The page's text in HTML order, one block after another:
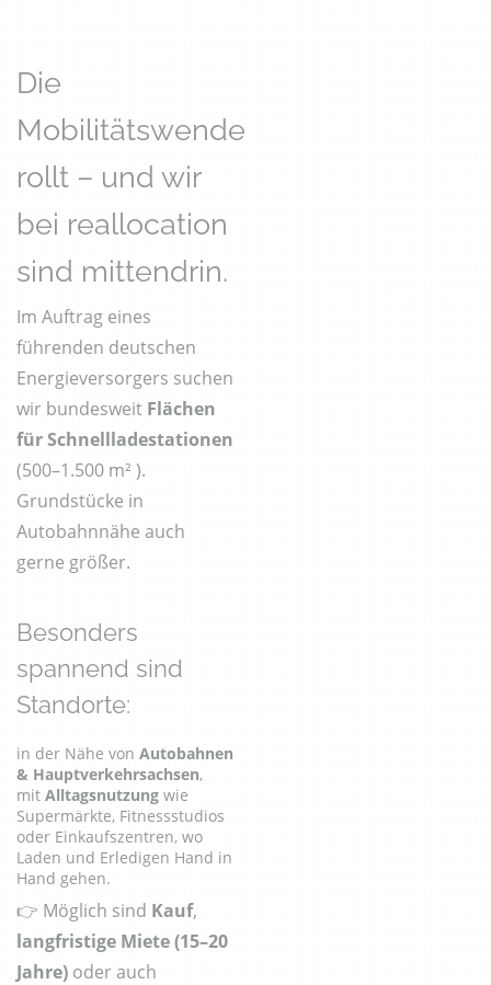
Die
Mobilitätswende
rollt – und wir
bei reallocation
sind mittendrin.
Im Auftrag eines
führenden deutschen
Energieversorgers suchen
wir bundesweit Flächen
für Schnellladestationen
(500–1.500 m² ).
Grundstücke in
Autobahnnähe auch
gerne größer.
Besonders
spannend sind
Standorte:
in der Nähe von Autobahnen
& Hauptverkehrsachsen,
mit Alltagsnutzung wie
Supermärkte, Fitnessstudios
oder Einkaufszentren, wo
Laden und Erledigen Hand in
Hand gehen.
👉 Möglich sind Kauf,
langfristige Miete (15–20
Jahre) oder auch